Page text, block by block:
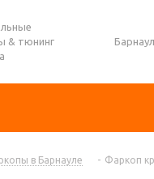
& тюнинг
Барнаул
в Барнауле - Фаркоп